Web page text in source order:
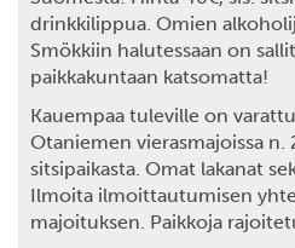
drinkkilippua. Omien
Smökkiin halutessaan on
paikkakuntaan katsomatta!
Kauempaa tuleville on
Otaniemen vierasmajoissa n.
sitsipaikasta. Omat lakanat
Ilmoita ilmoittautumisen
majoituksen. Paikkoja